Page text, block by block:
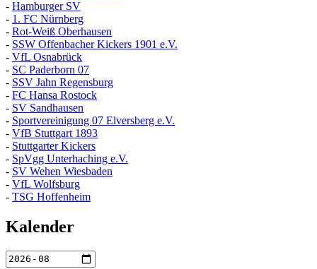
- Hamburger SV
- 1. FC Nürnberg
- Rot-Weiß Oberhausen
- SSW Offenbacher Kickers 1901 e.V.
- VfL Osnabrück
- SC Paderborn 07
- SSV Jahn Regensburg
- FC Hansa Rostock
- SV Sandhausen
- Sportvereinigung 07 Elversberg e.V.
- VfB Stuttgart 1893
- Stuttgarter Kickers
- SpVgg Unterhaching e.V.
- SV Wehen Wiesbaden
- VfL Wolfsburg
- TSG Hoffenheim
Kalender